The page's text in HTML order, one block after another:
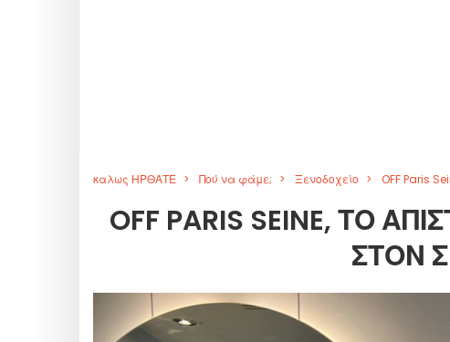
καλως ΗΡΘΑΤΕ Πού να φάμε; Ξενοδοχείο OFF Paris
OFF PARIS SEINE, ΤΟ
ΣΤΟΝ